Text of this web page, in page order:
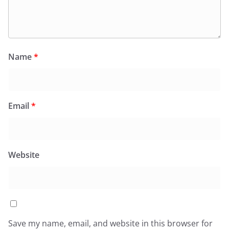
Name*
Email*
Website
Save my name, email, and website in this browser for